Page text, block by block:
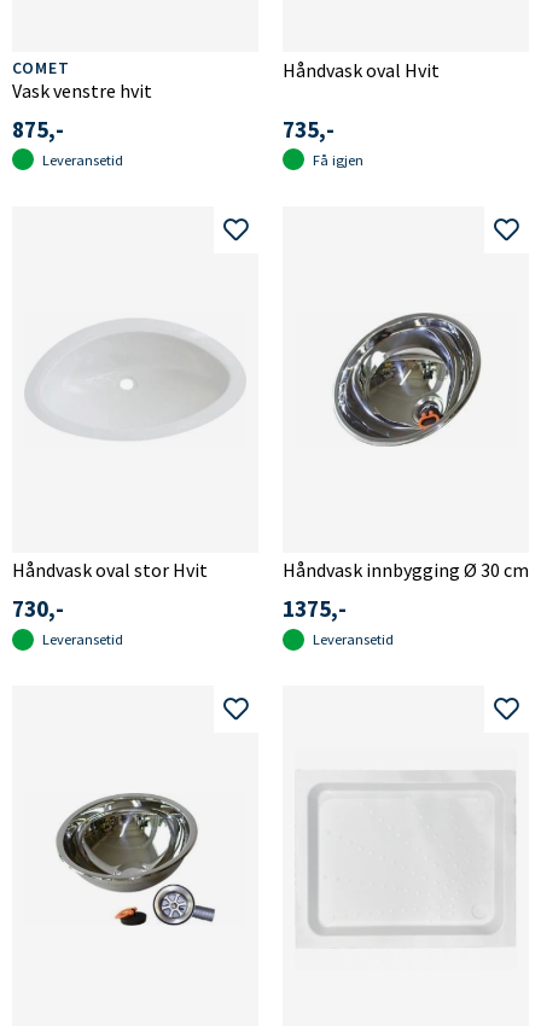
COMET
Vask venstre hvit
875,-
Leveransetid
Håndvask oval Hvit
735,-
Få igjen
Håndvask oval stor Hvit
730,-
Leveransetid
Håndvask innbygging Ø 30 cm
1375,-
Leveransetid